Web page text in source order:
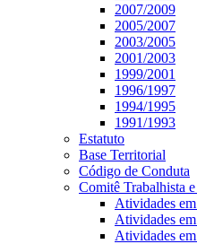
2007/2009
2005/2007
2003/2005
2001/2003
1999/2001
1996/1997
1994/1995
1991/1993
Estatuto
Base Territorial
Código de Conduta
Comitê Trabalhista
Atividades
Atividades
Atividades